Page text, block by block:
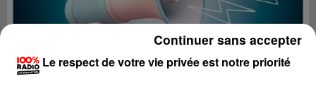
Le respect de votre vie privée est notre priorité
Continuer sans accepter